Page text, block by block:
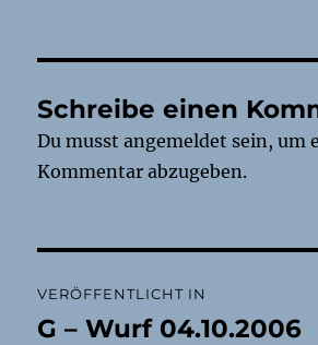
Schreibe einen
Du musstangemeldet sein, um
Kommentar abzugeben.
VERÖFFENTLICHT IN
G – Wurf 04.10.2006